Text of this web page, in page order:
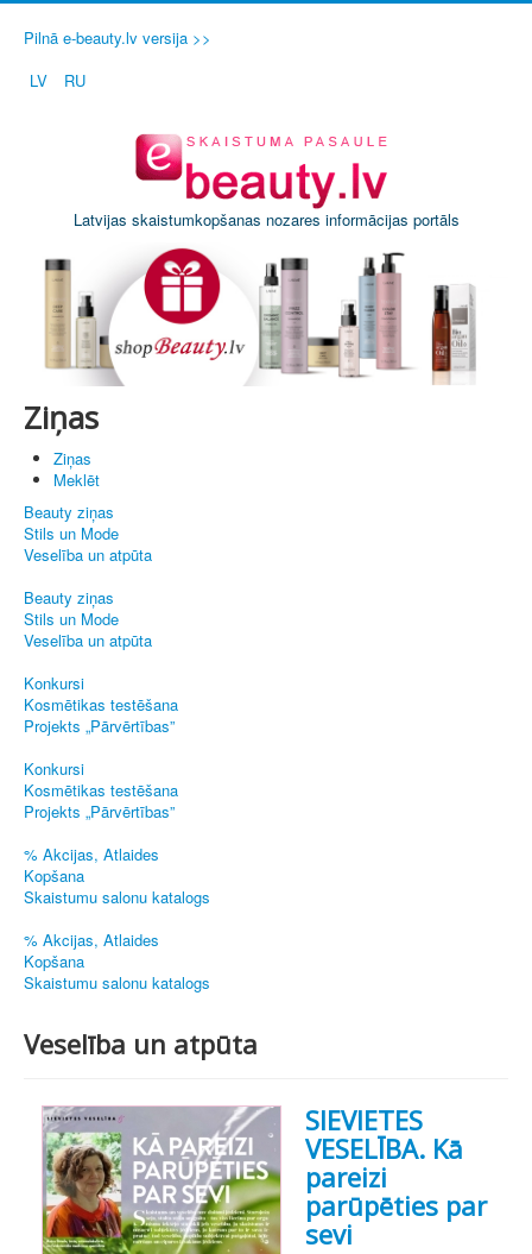
Pilnā e-beauty.lv versija >>
LV
RU
Latvijas skaistumkopšanas nozares informācijas portāls
Ziņas
Ziņas
Meklēt
Beauty ziņas
Stils un Mode
Veselība un atpūta
Beauty ziņas
Stils un Mode
Veselība un atpūta
Konkursi
Kosmētikas testēšana
Projekts „Pārvērtības”
Konkursi
Kosmētikas testēšana
Projekts „Pārvērtības”
% Akcijas, Atlaides
Kopšana
Skaistumu salonu katalogs
% Akcijas, Atlaides
Kopšana
Skaistumu salonu katalogs
Veselība un atpūta
SIEVIETES
VESELĪBA. Kā
pareizi
parūpēties par
sevi